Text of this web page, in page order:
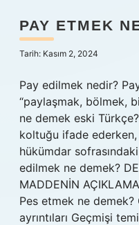
Hakkımızda
PAY ETMEK
Tarih: Kasım 2, 2024
Pay edilmek nedir?
“paylaşmak, bölmek,
ne demek eski
koltuğu ifade ederken,
hükümdar
edilmek ne demek?
MADDENİN
Pes etmek ne
ayrıntıları Geçmişi